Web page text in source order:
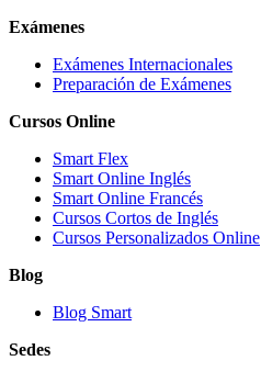
Exámenes
Exámenes Internacionales
Preparación de Exámenes
Cursos Online
Smart Flex
Smart Online Inglés
Smart Online Francés
Cursos Cortos de Inglés
Cursos Personalizados Online
Blog
Blog Smart
Sedes